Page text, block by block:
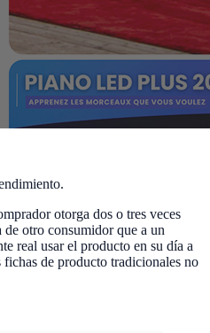
otorga dos o tres veces
otro consumidor que a un
real usar el producto en su día a
fichas de producto tradicionales no